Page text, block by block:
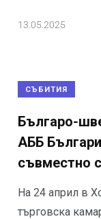
13.05.2025
СЪБИТИЯ
Българо-
АББ
съвместно
На 24 април в
търговска